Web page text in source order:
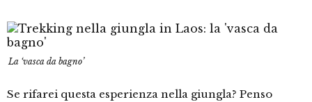
La ‘vasca da bagno’
Se rifarei questa esperienza nella giungla? Penso